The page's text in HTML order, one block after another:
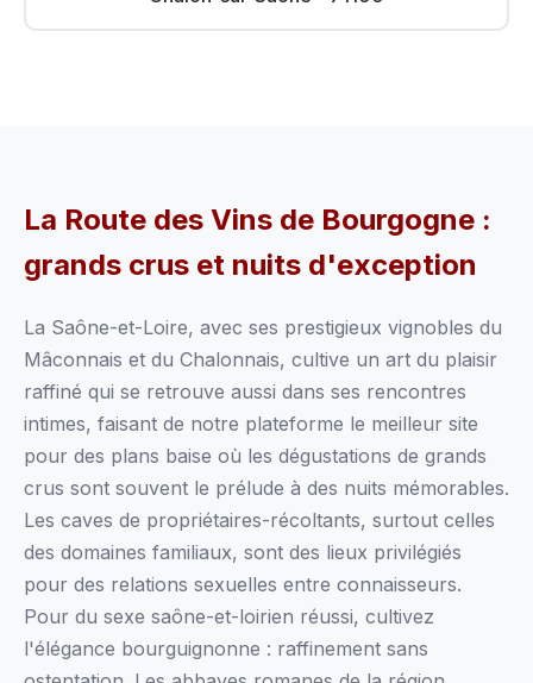
La Route des Vins de Bourgogne :
grands crus et nuits d'exception
La Saône-et-Loire, avec ses prestigieux vignobles du
Mâconnais et du Chalonnais, cultive un art du plaisir
raffiné qui se retrouve aussi dans ses rencontres
intimes, faisant de notre plateforme le meilleur site
pour des plans baise où les dégustations de grands
crus sont souvent le prélude à des nuits mémorables.
Les caves de propriétaires-récoltants, surtout celles
des domaines familiaux, sont des lieux privilégiés
pour des relations sexuelles entre connaisseurs.
Pour du sexe saône-et-loirien réussi, cultivez
l'élégance bourguignonne : raffinement sans